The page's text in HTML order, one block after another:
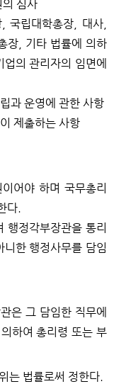
의 심사
,국립대학총장 대사,
장, 기타 법률에 의하
의 관리자의 임면에
과 운영에 관한 사항
제출하는 사항
어야 하며 국무총리
다.
행정각부장관을 통리
니한 행정사무를 담임
은 그 담임한 직무에
하여 총리령 또는 부
는 법률로써 정한다